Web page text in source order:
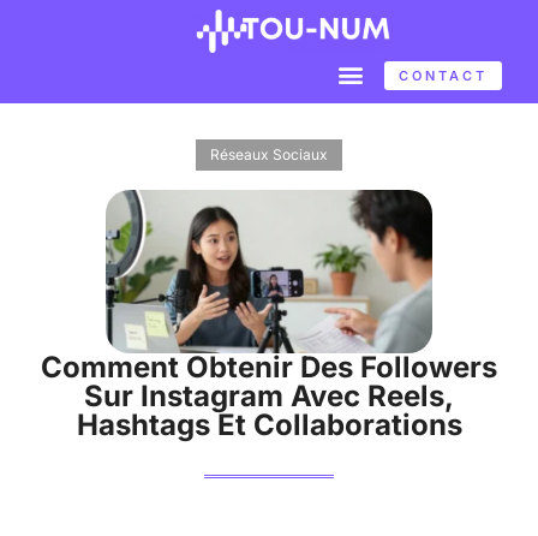
CONTACT
Réseaux Sociaux
Comment Obtenir Des Followers
Sur Instagram Avec Reels,
Hashtags Et Collaborations